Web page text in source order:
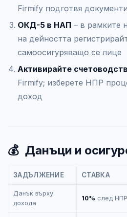
Firmify подготвя
ОКД-5 в НАП – в рамките
на дейността
самоосигуряващо се лице
Активирайте
Firmify; изберете НПР
доход
💰 Данъци и
ЗАДЪЛЖЕНИЕ СТАВКА
Данък върху
дохода
10% след НПР